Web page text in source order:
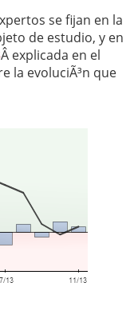
se fijan en la
de estudio, y en
Â explicada en el
la evoluciÃ³n que